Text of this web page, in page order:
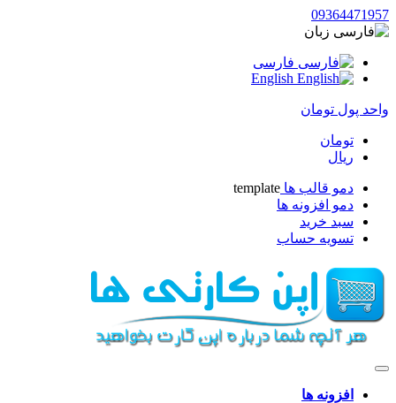
زبان
فارسی
English
پول تومان
تومان
ریال
دمو قالب ها template
دمو افزونه ها
سبد خرید
تسویه حساب
افزونه ها